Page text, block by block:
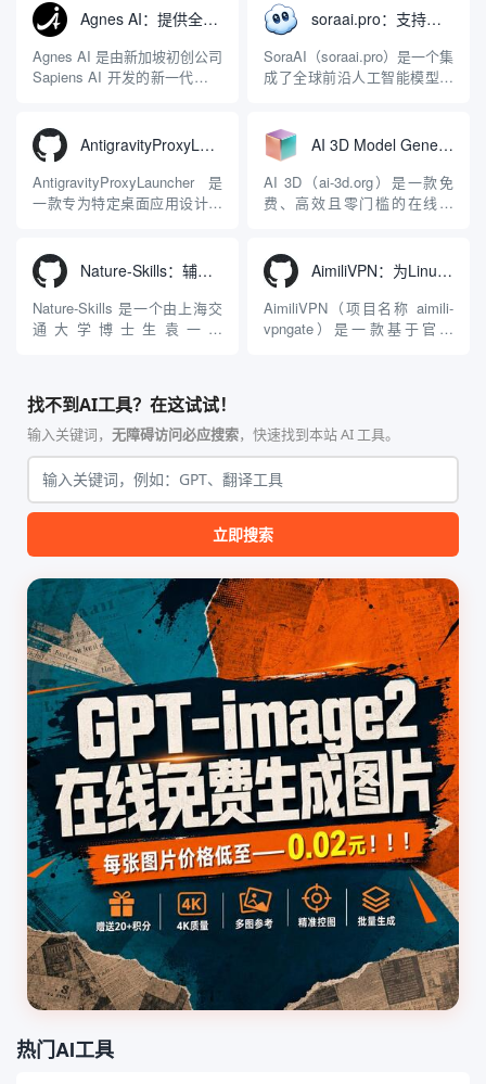
LuaJIT 构建，并在 2019 年作
为顶级开源项目捐赠给
Apache 软件基金会。APISIX
彻底摒...
程助手的账号与运行环境而设
计。它目前支持包括
Antigravity IDE、Codex、
GitHub Copilo...
Agnes AI：提供全模态模型免费API、支持图文视频生成与复杂工程执行的智能体平台
Agnes AI 是由新加坡初创公司
Sapiens AI 开发的新一代多模
限制，提供集文本、图像、视
频生成于一体的“全模态”大模
型能力。平台的核心产品矩阵
包括主打自动化工作流的
soraai.pro：支持多模型文字转视频和图像生成的在线创作工具
SoraAI（soraai.pro）是一个集
成了全球前沿人工智能模型的
者、营销人员及广大用户提供
一站式、开箱即用的视觉内容
生成解决方案。网站的核心优
势在于其强大的多模型聚合能
AntigravityProxyLauncher：免TUN全局代理使用Antigravity IDE
AntigravityProxyLauncher 是
一款专为特定桌面应用设计的
Windows 平台。当用户使用桌
面版 Gemini 客户端或
Antigravity IDE ...
AI 3D Model Generator：通过文本和图像快速生成3D模型的在线工具
AI 3D（ai-3d.org）是一款免
费、高效且零门槛的在线AI
动Seed 3D两大行业领先的AI
模型架构，致力于帮助用户无
需掌握复杂的3D拓扑知识或昂
贵的专业软件，即可在...
Nature-Skills：辅助撰写学术论文和绘制科研图表的智能体插件
Nature-Skills 是一个由上海交
通大学博士生袁一哲
合，专为顶级学术期刊（如
Nature、Science、Cell 等）
的论文撰写与发表流程设计。
该工具集以智能体插...
AimiliVPN：为Linux提供纯净出站家庭IP的VPN代理网关
AimiliVPN（项目名称 aimili-
vpngate）是一款基于官方
纯 Python 标准库编写，用户
无需安装...
找不到AI工具？在这试试！
输入关键词， 无障碍访问必应搜索，快速找到本站 AI 工具。
立即搜索
热门AI工具